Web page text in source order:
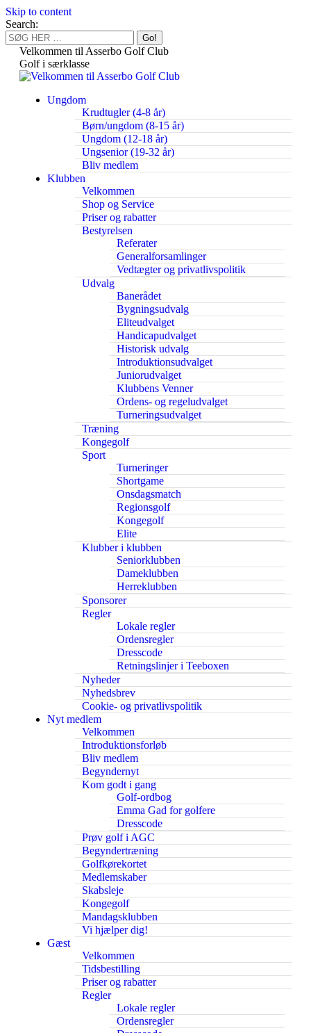
Skip to content
Search:
Velkommen til Asserbo Golf Club
Golf i særklasse
Ungdom
Krudtugler (4-8 år)
Børn/ungdom (8-15 år)
Ungdom (12-18 år)
Ungsenior (19-32 år)
Bliv medlem
Klubben
Velkommen
Shop og Service
Priser og rabatter
Bestyrelsen
Referater
Generalforsamlinger
Vedtægter og privatlivspolitik
Udvalg
Banerådet
Bygningsudvalg
Eliteudvalget
Handicapudvalget
Historisk udvalg
Introduktionsudvalget
Juniorudvalget
Klubbens Venner
Ordens- og regeludvalget
Turneringsudvalget
Træning
Kongegolf
Sport
Turneringer
Shortgame
Onsdagsmatch
Regionsgolf
Kongegolf
Elite
Klubber i klubben
Seniorklubben
Dameklubben
Herreklubben
Sponsorer
Regler
Lokale regler
Ordensregler
Dresscode
Retningslinjer i Teeboxen
Nyheder
Nyhedsbrev
Cookie- og privatlivspolitik
Nyt medlem
Velkommen
Introduktionsforløb
Bliv medlem
Begyndernyt
Kom godt i gang
Golf-ordbog
Emma Gad for golfere
Dresscode
Prøv golf i AGC
Begyndertræning
Golfkørekortet
Medlemskaber
Skabsleje
Kongegolf
Mandagsklubben
Vi hjælper dig!
Gæst
Velkommen
Tidsbestilling
Priser og rabatter
Regler
Lokale regler
Ordensregler